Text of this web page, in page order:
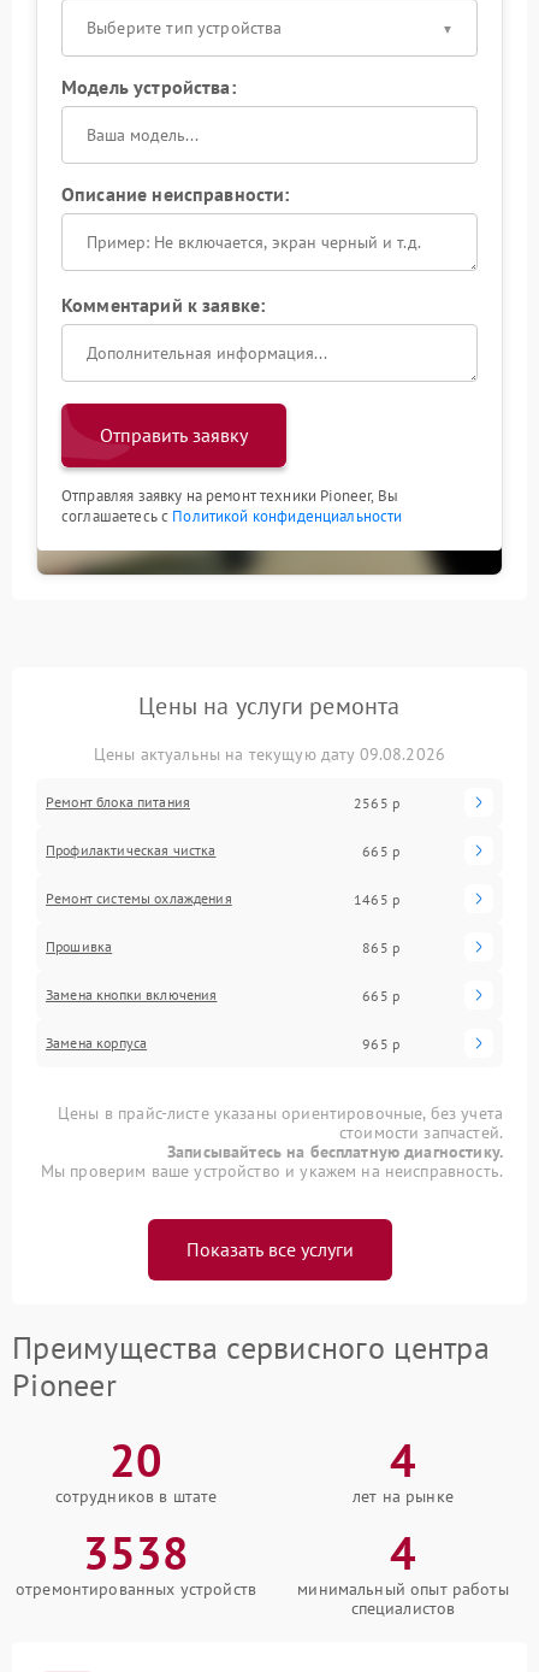
Выберите тип устройства
Модель устройства:
Описание неисправности:
Комментарий к заявке:
Отправить заявку
Отправляя заявку на ремонт техники Pioneer, Вы
соглашаетесь с Политикой конфиденциальности
Цены на услуги ремонта
Цены актуальны на текущую дату 09.08.2026
Ремонт блока питания 2565 р
Профилактическая чистка 665 р
Ремонт системы охлаждения 1465 р
Прошивка 865 р
Замена кнопки включения 665 р
Замена корпуса 965 р
Цены в прайс-листе указаны ориентировочные, без учета
стоимости запчастей.
Записывайтесь на бесплатную диагностику.
Мы проверим ваше устройство и укажем на неисправность.
Показать все услуги
Преимущества сервисного центра
Pioneer
20
сотрудников в штате
4
лет на рынке
3538
отремонтированных устройств
4
минимальный опыт работы
специалистов